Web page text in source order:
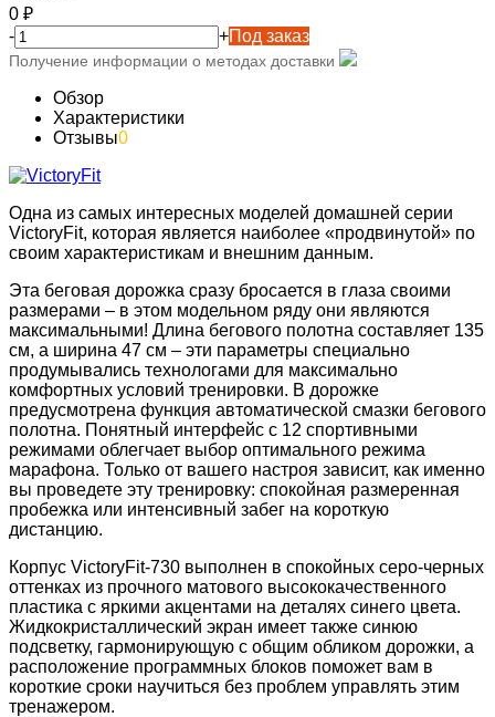
0 ₽
-
+Под заказ
Получение информации о методах доставки
Обзор
Характеристики
Отзывы0
Одна из самых интересных моделей домашней серии
VictoryFit, которая является наиболее «продвинутой» по
своим характеристикам и внешним данным.
Эта беговая дорожка сразу бросается в глаза своими
размерами – в этом модельном ряду они являются
максимальными! Длина бегового полотна составляет 135
см, а ширина 47 см – эти параметры специально
продумывались технологами для максимально
комфортных условий тренировки. В дорожке
предусмотрена функция автоматической смазки бегового
полотна. Понятный интерфейс с 12 спортивными
режимами облегчает выбор оптимального режима
марафона. Только от вашего настроя зависит, как именно
вы проведете эту тренировку: спокойная размеренная
пробежка или интенсивный забег на короткую
дистанцию.
Корпус VictoryFit-730 выполнен в спокойных серо-черных
оттенках из прочного матового высококачественного
пластика с яркими акцентами на деталях синего цвета.
Жидкокристаллический экран имеет также синюю
подсветку, гармонирующую с общим обликом дорожки, а
расположение программных блоков поможет вам в
короткие сроки научиться без проблем управлять этим
тренажером.